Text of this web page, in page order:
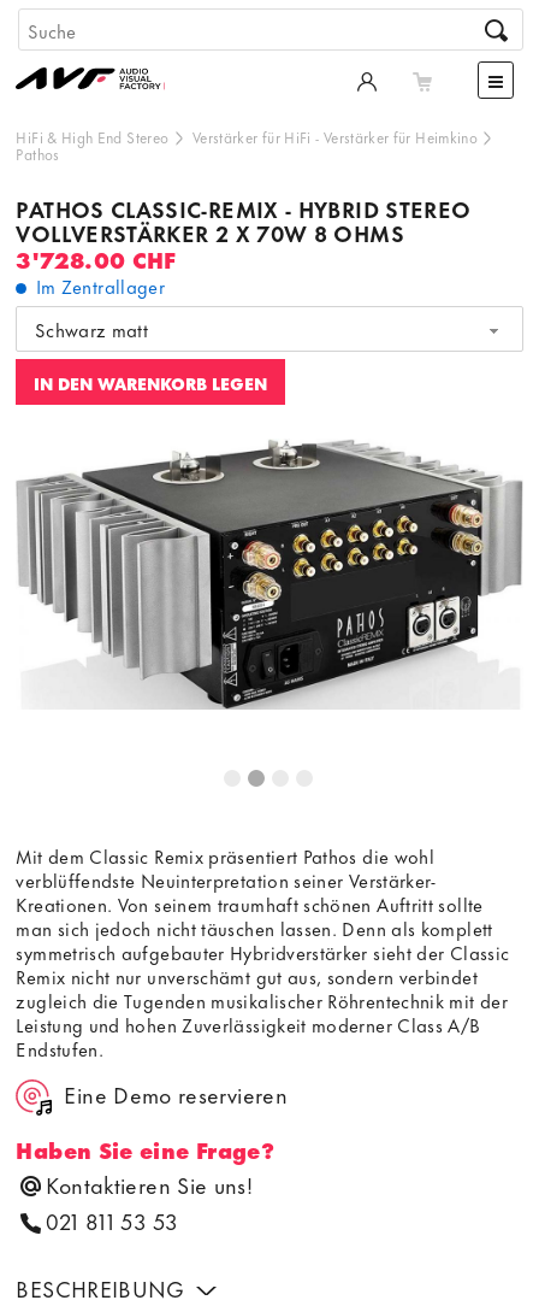
HiFi & High End Stereo Verstärker für HiFi - Verstärker für Heimkino
Pathos
PATHOS CLASSIC-REMIX - HYBRID STEREO
VOLLVERSTÄRKER 2 X 70W 8 OHMS
3'728.00 CHF
Im Zentrallager
Schwarz matt
IN DEN WARENKORB LEGEN
Mit dem Classic Remix präsentiert Pathos die wohl
verblüffendste Neuinterpretation seiner Verstärker-
Kreationen. Von seinem traumhaft schönen Auftritt sollte
man sich jedoch nicht täuschen lassen. Denn als komplett
symmetrisch aufgebauter Hybridverstärker sieht der Classic
Remix nicht nur unverschämt gut aus, sondern verbindet
zugleich die Tugenden musikalischer Röhrentechnik mit der
Leistung und hohen Zuverlässigkeit moderner Class A/B
Endstufen.
Eine Demo reservieren
Haben Sie eine Frage?
Kontaktieren Sie uns!
021 811 53 53
BESCHREIBUNG